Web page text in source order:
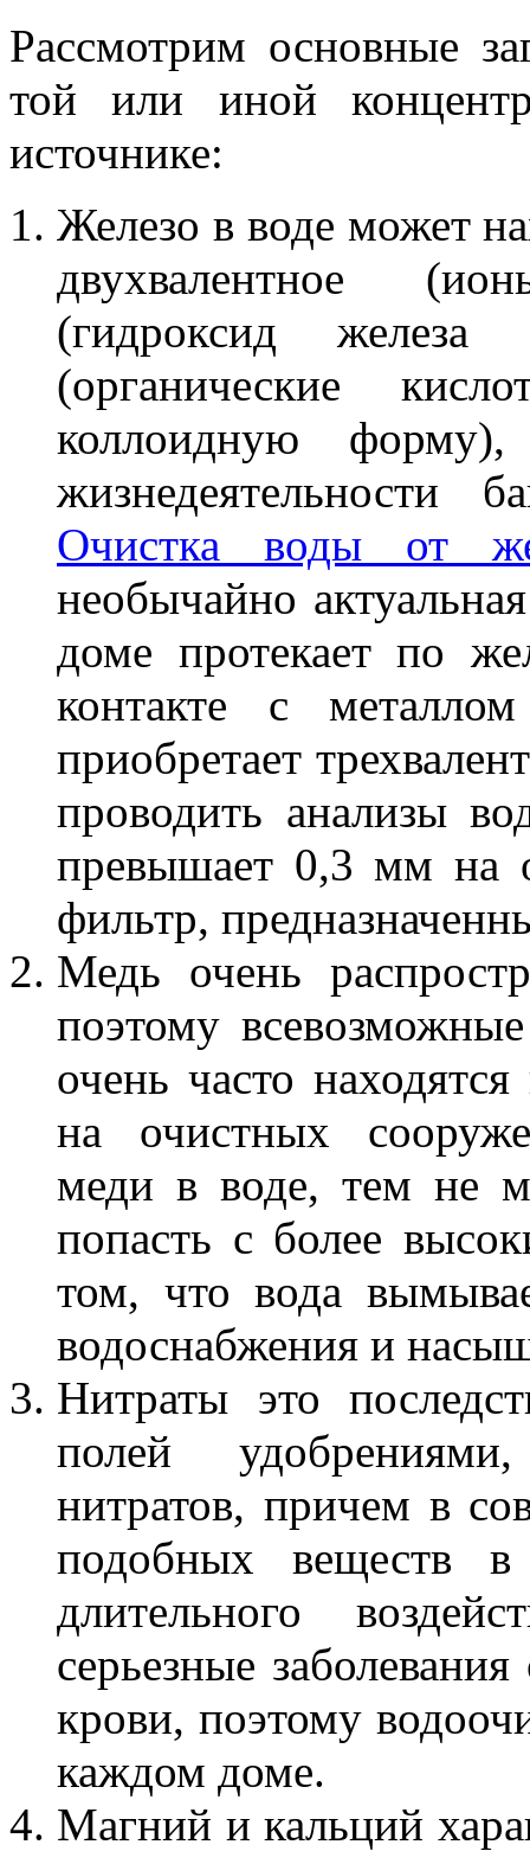
Рассмотрим основные
той или иной
источнике:
Железо в воде может
двухвалентное
(гидроксид железа
(органические
коллоидную форму),
жизнедеятельности
Очистка воды от
необычайно
доме протекает по
контакте с
приобретает
проводить анализы
превышает 0,3 мм на
фильтр,
Медь очень
поэтому
очень часто
на очистных
меди в воде, тем не
попасть с более
том, что вода
водоснабжения и
Нитраты это
полей
нитратов, причем в
подобных веществ в
длительного
серьезные
крови, поэтому
каждом доме.
Магний и кальций